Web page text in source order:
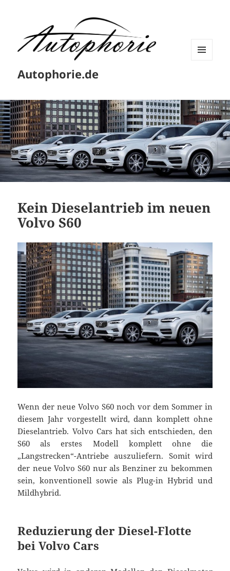
Autophorie.de
Kein Dieselantrieb im neuen
Volvo S60
Wenn der neue Volvo S60 noch vor dem Sommer in
diesem Jahr vorgestellt wird, dann komplett ohne
Dieselantrieb. Volvo Cars hat sich entschieden, den
S60 als erstes Modell komplett ohne die
„Langstrecken“-Antriebe auszuliefern. Somit wird
der neue Volvo S60 nur als Benziner zu bekommen
sein, konventionell sowie als Plug-in Hybrid und
Mildhybrid.
Reduzierung der Diesel-Flotte
bei Volvo Cars